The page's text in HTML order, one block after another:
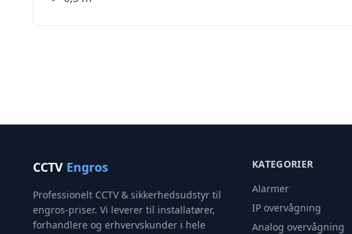
CCTV Engros
Professionelt CCTV & sikkerhedsudstyr til
engros-priser. Vi leverer til installatører,
forhandlere og erhvervskunder i hele
KATEGORIER
Alarmer
IP overvågning
Analog overvågning